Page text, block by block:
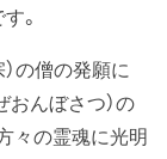
。
）の僧の発願に
おんぼさつ）の
々の霊魂に光明